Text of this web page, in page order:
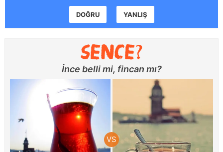
DOĞRU YANLIŞ
İnce belli mi, fincan mı?